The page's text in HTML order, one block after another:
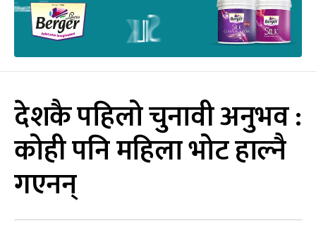
देशकै पहिलो चुनावी अनुभव :
कोही पनि महिला भोट हाल्नै
गएनन्